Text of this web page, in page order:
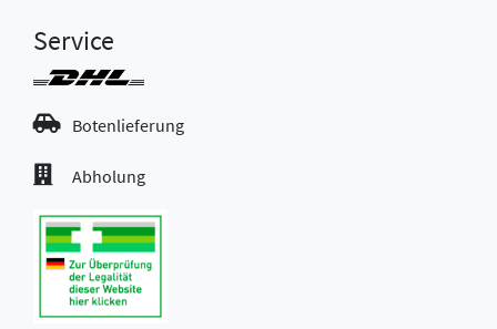
Service
Botenlieferung
Abholung